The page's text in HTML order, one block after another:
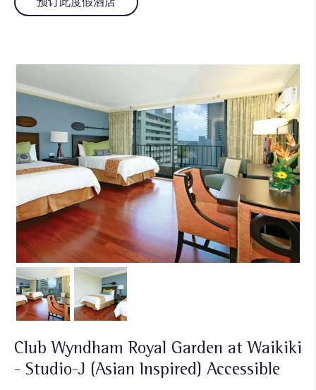
Club Wyndham Royal Garden at Waikiki
- Studio-J (Asian Inspired) Accessible